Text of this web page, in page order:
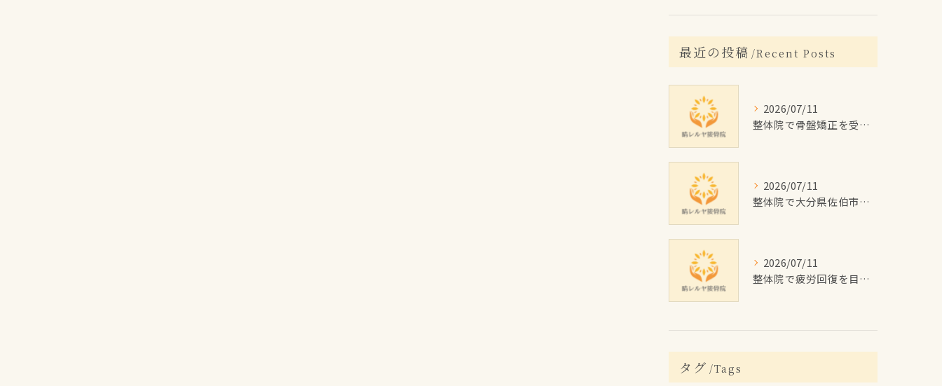
最近の投稿 Recent Posts
2026/07/11
整体院で骨盤矯正を受けたい大分県佐伯市の女性に向けた施術回数や費用目安と通院計画ガイド
2026/07/11
整体院で大分県佐伯市のむくみを根本改善するためのセルフケアと施術のポイント解説
2026/07/11
整体院で疲労回復を目指す佐伯市の施術効果と費用・通院プラン徹底解説
タグ Tags